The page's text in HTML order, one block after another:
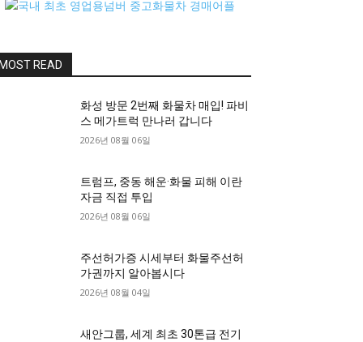
MOST READ
화성 방문 2번째 화물차 매입! 파비
스 메가트럭 만나러 갑니다
2026년 08월 06일
트럼프, 중동 해운·화물 피해 이란
자금 직접 투입
2026년 08월 06일
주선허가증 시세부터 화물주선허
가권까지 알아봅시다
2026년 08월 04일
새안그룹, 세계 최초 30톤급 전기